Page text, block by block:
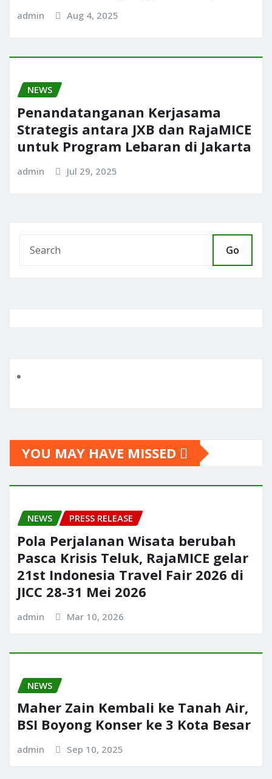
admin Aug 4, 2025
NEWS
Penandatanganan Kerjasama
Strategis antara JXB dan RajaMICE
untuk Program Lebaran di Jakarta
admin Jul 29, 2025
Go
YOU MAY HAVE MISSED
NEWS PRESS RELEASE
Pola Perjalanan Wisata berubah
Pasca Krisis Teluk, RajaMICE gelar
21st Indonesia Travel Fair 2026 di
JICC 28-31 Mei 2026
admin Mar 10, 2026
NEWS
Maher Zain Kembali ke Tanah Air,
BSI Boyong Konser ke 3 Kota Besar
admin Sep 10, 2025